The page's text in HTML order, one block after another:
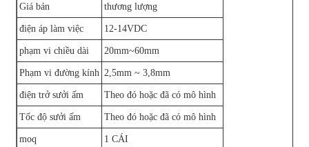
Giá bán thương lượng
điện áp làm việc 12-14VDC
phạm vi chiều dài 20mm~60mm
Phạm vi đường kính 2,5mm ~ 3,8mm
điện trở sưởi ấm Theo đó hoặc đã có mô hình
Tốc độ sưởi ấm Theo đó hoặc đã có mô hình
moq 1 CÁI